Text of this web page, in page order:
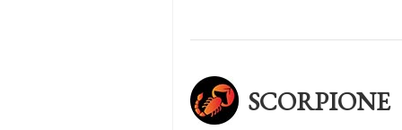
SCORPIONE